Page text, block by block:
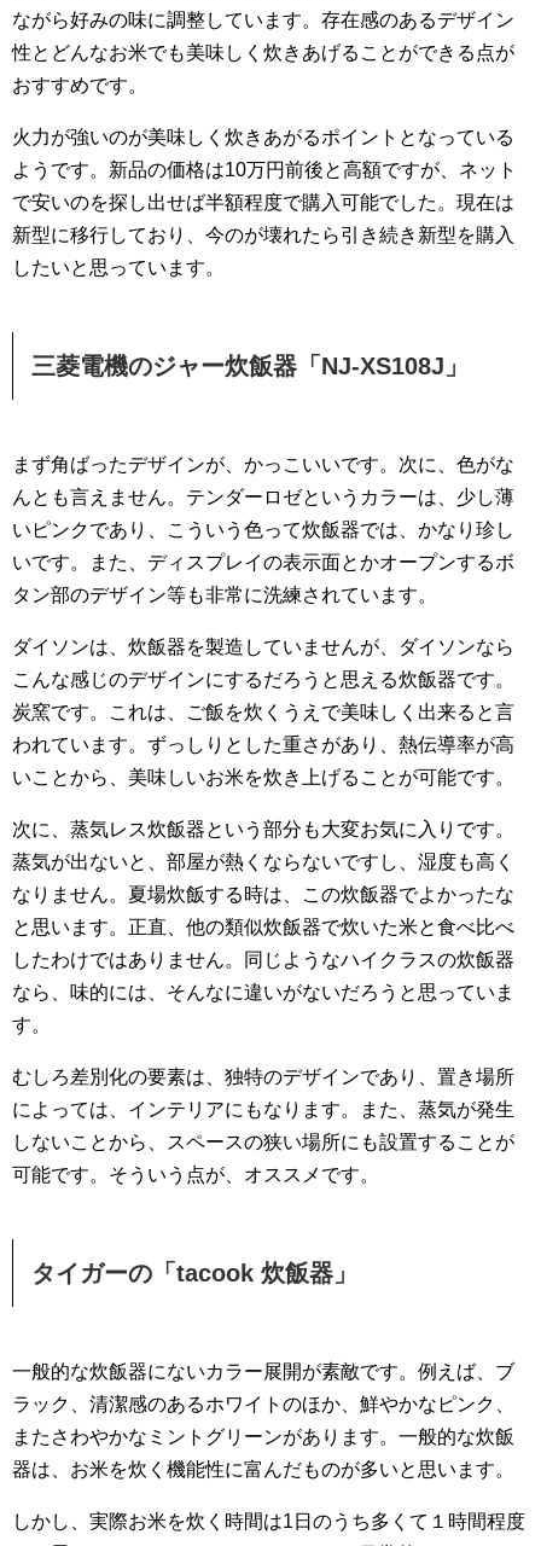
ながら好みの味に調整しています。存在感のあるデザイン
性とどんなお米でも美味しく炊きあげることができる点が
おすすめです。
火力が強いのが美味しく炊きあがるポイントとなっている
ようです。新品の価格は10万円前後と高額ですが、ネット
で安いのを探し出せば半額程度で購入可能でした。現在は
新型に移行しており、今のが壊れたら引き続き新型を購入
したいと思っています。
三菱電機のジャー炊飯器「NJ-XS108J」
まず角ばったデザインが、かっこいいです。次に、色がな
んとも言えません。テンダーロゼというカラーは、少し薄
いピンクであり、こういう色って炊飯器では、かなり珍し
いです。また、ディスプレイの表示面とかオープンするボ
タン部のデザイン等も非常に洗練されています。
ダイソンは、炊飯器を製造していませんが、ダイソンなら
こんな感じのデザインにするだろうと思える炊飯器です。
炭窯です。これは、ご飯を炊くうえで美味しく出来ると言
われています。ずっしりとした重さがあり、熱伝導率が高
いことから、美味しいお米を炊き上げることが可能です。
次に、蒸気レス炊飯器という部分も大変お気に入りです。
蒸気が出ないと、部屋が熱くならないですし、湿度も高く
なりません。夏場炊飯する時は、この炊飯器でよかったな
と思います。正直、他の類似炊飯器で炊いた米と食べ比べ
したわけではありません。同じようなハイクラスの炊飯器
なら、味的には、そんなに違いがないだろうと思っていま
す。
むしろ差別化の要素は、独特のデザインであり、置き場所
によっては、インテリアにもなります。また、蒸気が発生
しないことから、スペースの狭い場所にも設置することが
可能です。そういう点が、オススメです。
タイガーの「tacook 炊飯器」
一般的な炊飯器にないカラー展開が素敵です。例えば、ブ
ラック、清潔感のあるホワイトのほか、鮮やかなピンク、
またさわやかなミントグリーンがあります。一般的な炊飯
器は、お米を炊く機能性に富んだものが多いと思います。
しかし、実際お米を炊く時間は1日のうち多くて１時間程度